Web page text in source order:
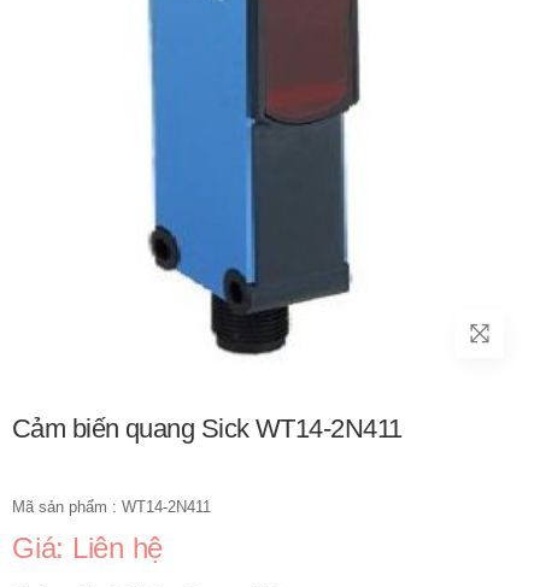
Cảm biến quang Sick WT14-2N411
Mã sản phẩm : WT14-2N411
Giá: Liên hệ